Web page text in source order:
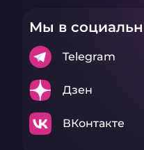
Мы в
Telegram
Дзен
ВКонтакте